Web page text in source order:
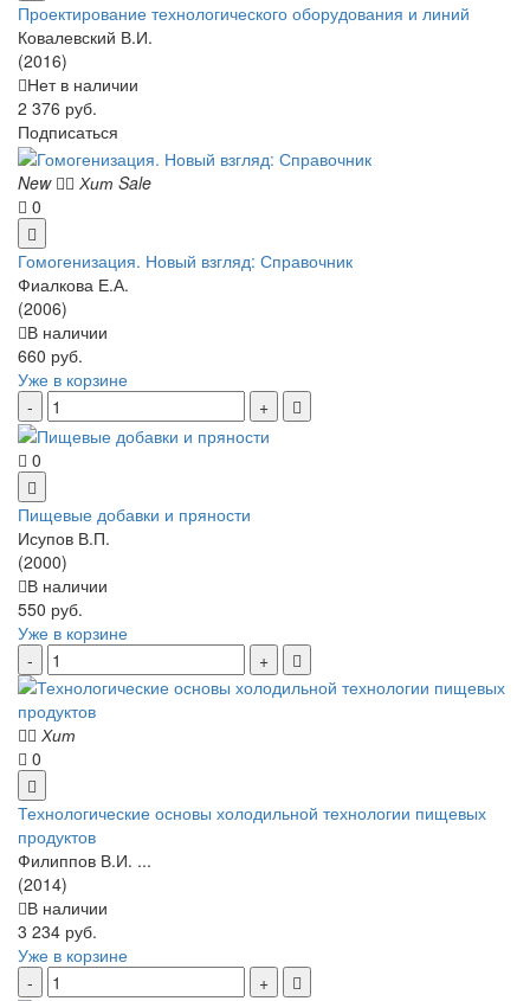
Проектирование технологического оборудования и линий
Ковалевский В.И.
(2016)
Нет в наличии
2 376 руб.
Подписаться
New Хит Sale
0
Гомогенизация. Новый взгляд: Справочник
Фиалкова Е.А.
(2006)
В наличии
660 руб.
Уже в корзине
0
Пищевые добавки и пряности
Исупов В.П.
(2000)
В наличии
550 руб.
Уже в корзине
Хит
0
Технологические основы холодильной технологии пищевых
продуктов
Филиппов В.И. ...
(2014)
В наличии
3 234 руб.
Уже в корзине